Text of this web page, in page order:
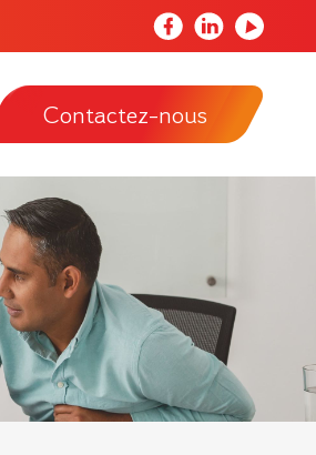
Notre
Facebook
Notre
LinkedIn
Notre
Youtube
Contactez-nous